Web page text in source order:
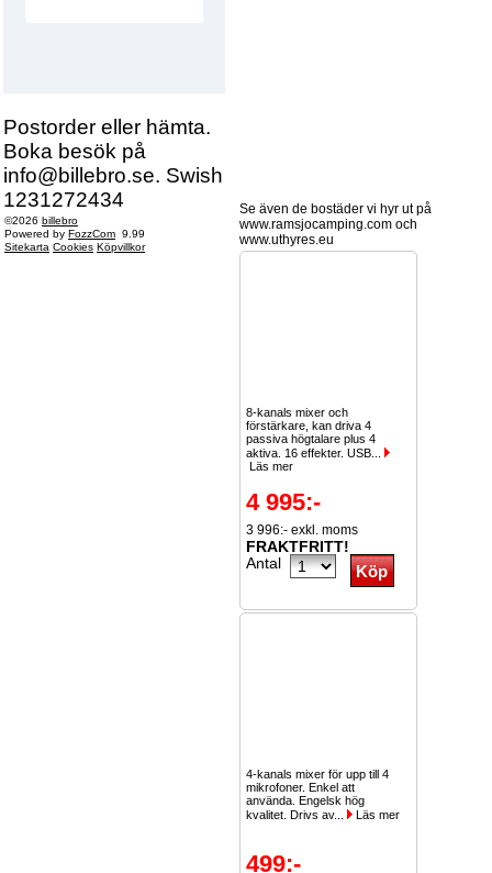
Postorder eller hämta.
Boka besök på
info@billebro.se. Swish
1231272434
©2026 billebro
Powered by FozzCom 9.99
Sitekarta Cookies Köpvillkor
Se även de bostäder vi hyr ut på
www.ramsjocamping.com och
www.uthyres.eu
8-kanals mixer och
förstärkare, kan driva 4
passiva högtalare plus 4
aktiva. 16 effekter. USB...
Läs mer
4 995:-
3 996:- exkl. moms
FRAKTFRITT!
Antal
4-kanals mixer för upp till 4
mikrofoner. Enkel att
använda. Engelsk hög
kvalitet. Drivs av...
Läs mer
499:-